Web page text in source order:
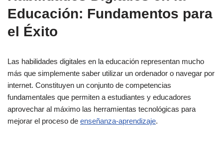
Educación: Fundamentos para
el Éxito
Las habilidades digitales en la educación representan mucho
más que simplemente saber utilizar un ordenador o navegar por
internet. Constituyen un conjunto de competencias
fundamentales que permiten a estudiantes y educadores
aprovechar al máximo las herramientas tecnológicas para
mejorar el proceso de enseñanza-aprendizaje.